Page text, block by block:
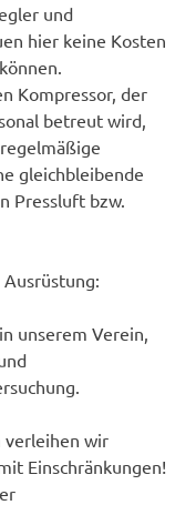
und
hier keine Kosten
Kompressor, der
betreut wird,
gleichbleibende
Pressluft bzw.
unserem Verein,
verleihen wir
Einschränkungen!